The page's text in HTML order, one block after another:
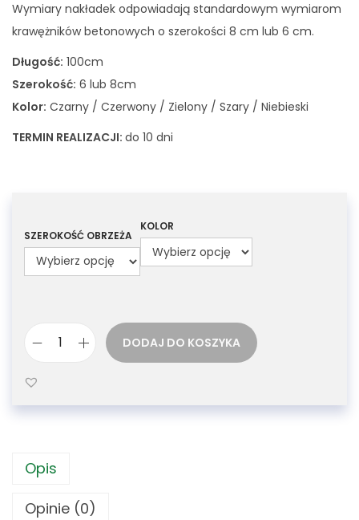
Wymiary nakładek odpowiadają standardowym wymiarom
krawężników betonowych o szerokości 8 cm lub 6 cm.
Długość: 100cm
Szerokość: 6 lub 8cm
Kolor: Czarny / Czerwony / Zielony / Szary / Niebieski
TERMIN REALIZACJI: do 10 dni
SZEROKOŚĆ OBRZEŻA
KOLOR
DODAJ DO KOSZYKA
Opis
Opinie (0)